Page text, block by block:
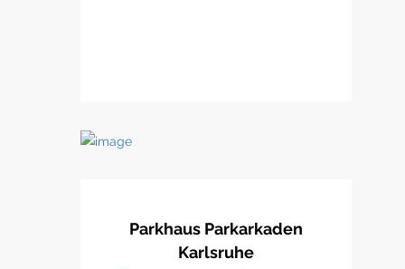
Parkhaus Parkarkaden
Karlsruhe